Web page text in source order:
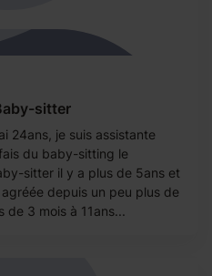
sitter
24ans, je suis assistante
du baby-sitting le
sitter il y a plus de 5ans et
depuis un peu plus de
3 mois à 11ans...